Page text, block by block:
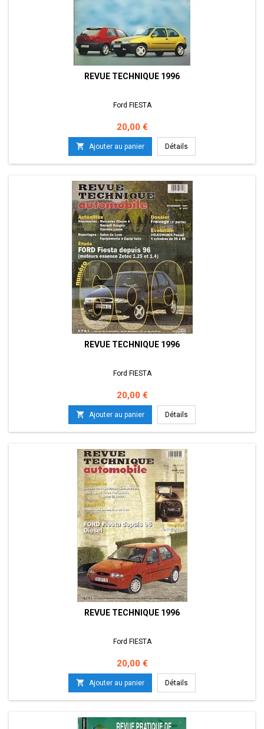
REVUE TECHNIQUE 1996
Ford FIESTA
Prix
20,00 €
 Ajouter au panier Détails
REVUE TECHNIQUE 1996
Ford FIESTA
Prix
20,00 €
 Ajouter au panier Détails
REVUE TECHNIQUE 1996
Ford FIESTA
Prix
20,00 €
 Ajouter au panier Détails